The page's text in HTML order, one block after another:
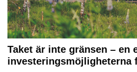
Taket är inte gränsen – en
investeringsmöjligheterna